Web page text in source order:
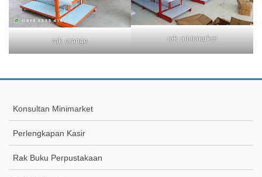
rak orange rak minimarket
Konsultan Minimarket
Perlengkapan Kasir
Rak Buku Perpustakaan